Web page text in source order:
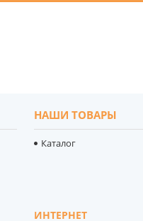
НАШИ ТОВАРЫ
Каталог